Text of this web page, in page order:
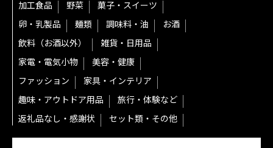
加工食品
野菜
菓子・スイーツ
卵・乳製品
麺類 調味料・油
お酒
飲料（お酒以外）
雑貨・日用品
家電・電気小物
美容・健康
ファッション
家具・インテリア
趣味・アウトドア用品
旅行・体験など
返礼品なし・感謝状
セット類・その他